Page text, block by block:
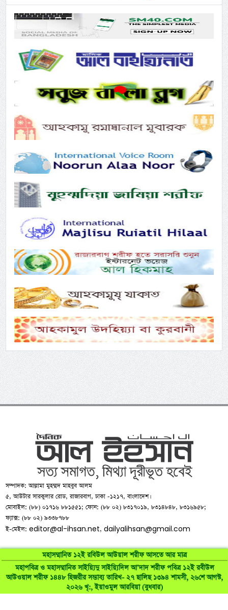
মহাসম্মানিত ১২ই রবিউল আউয়াল শরীফ আসতে আর মাত্র
মহাপবিত্র ও মহাসম্মানিত সাইয়্যিদু সাইয়্যিদিল আ’দাদ শরীফ পবিত্র ১২ই রবীউল
আউওয়াল শরীফ ১৪৪৮ হিজরীর সম্ভাব্য তারিখ- ২৭ ছালিছ ১৩৯৪ শামসী, ২৬শে আগস্ট,
২০২৬ খৃ:, ইয়াওমুল আরবিয়া (বুধবার)
সম্পাদক: আল্লামা মুহম্মদ মাহবুব আলম
৫, আউটার সারকুলার রোড, রাজারবাগ, ঢাকা -১২১৭, বাংলাদেশ।
মোবাইল: (৮৮) ০১৭১৬ ৮৮১৫৫১; ফোন: (৮৮ ০২) ৮৩১৭০১৯, ৮৩১৪৮৪৮, ৮৩১৬৯৫৮;
ফ্যাক্স: (৮৮ ০২) ৯৩৩৮৭৮৮
ই-মেইল:editor@al-ihsan.net,dailyalihsan@gmail.com
©al-ihsan.net2007-2026. All Rights Reserved | Developed by:
RAAJRANI Technologies